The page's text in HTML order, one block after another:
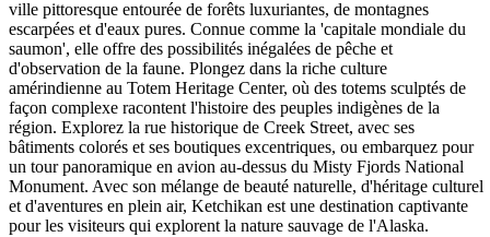
ville pittoresque entourée de forêts luxuriantes, de montagnes
escarpées et d'eaux pures. Connue comme la 'capitale mondiale du
saumon', elle offre des possibilités inégalées de pêche et
d'observation de la faune. Plongez dans la riche culture
amérindienne au Totem Heritage Center, où des totems sculptés de
façon complexe racontent l'histoire des peuples indigènes de la
région. Explorez la rue historique de Creek Street, avec ses
bâtiments colorés et ses boutiques excentriques, ou embarquez pour
un tour panoramique en avion au-dessus du Misty Fjords National
Monument. Avec son mélange de beauté naturelle, d'héritage culturel
et d'aventures en plein air, Ketchikan est une destination captivante
pour les visiteurs qui explorent la nature sauvage de l'Alaska.